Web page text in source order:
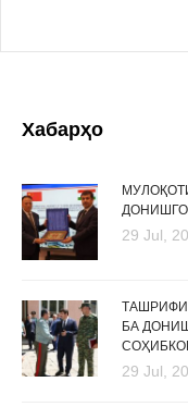
Хабарҳо
29 Jul,
БА
29 Jul,